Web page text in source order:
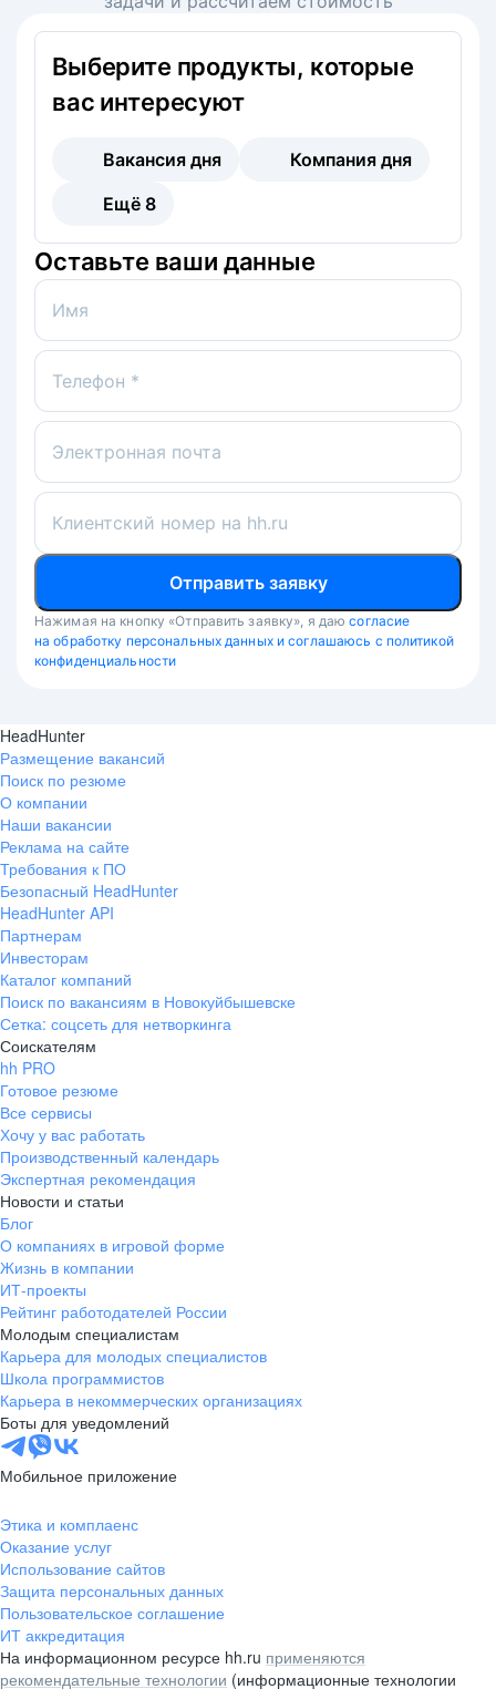
Выберите продукты, которые
вас интересуют
Вакансия дня
Компания дня
Ещё 8
Оставьте ваши данные
Имя
Телефон *
Электронная почта
Клиентский номер на hh.ru
Отправить заявку
Нажимая на кнопку «Отправить заявку», я даю согласие
на обработку персональных данных и соглашаюсь с политикой
конфиденциальности
HeadHunter
Размещение вакансий
Поиск по резюме
О компании
Наши вакансии
Реклама на сайте
Требования к ПО
Безопасный HeadHunter
HeadHunter API
Партнерам
Инвесторам
Каталог компаний
Поиск по вакансиям в Новокуйбышевске
Сетка: соцсеть для нетворкинга
Соискателям
hh PRO
Готовое резюме
Все сервисы
Хочу у вас работать
Производственный календарь
Экспертная рекомендация
Новости и статьи
Блог
О компаниях в игровой форме
Жизнь в компании
ИТ-проекты
Рейтинг работодателей России
Молодым специалистам
Карьера для молодых специалистов
Школа программистов
Карьера в некоммерческих организациях
Боты для уведомлений
Мобильное приложение
Этика и комплаенс
Оказание услуг
Использование сайтов
Защита персональных данных
Пользовательское соглашение
ИТ аккредитация
На информационном ресурсе hh.ru применяются
рекомендательные технологии (информационные технологии